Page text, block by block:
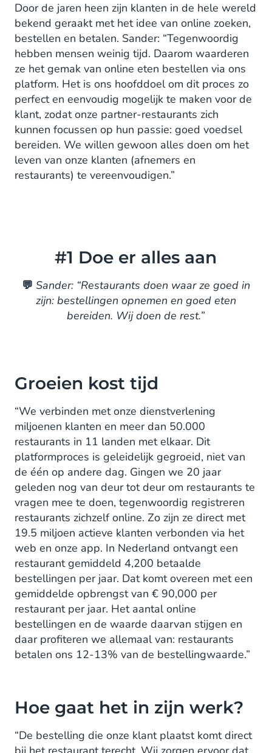
Door de jaren heen zijn klanten in de hele wereld
bekend geraakt met het idee van online zoeken,
bestellen en betalen. Sander: “Tegenwoordig
hebben mensen weinig tijd. Daarom waarderen
ze het gemak van online eten bestellen via ons
platform. Het is ons hoofddoel om dit proces zo
perfect en eenvoudig mogelijk te maken voor de
klant, zodat onze partner-restaurants zich
kunnen focussen op hun passie: goed voedsel
bereiden. We willen gewoon alles doen om het
leven van onze klanten (afnemers en
restaurants) te vereenvoudigen.”
#1 Doe er alles aan
💬 Sander: “Restaurants doen waar ze goed in
zijn: bestellingen opnemen en goed eten
bereiden. Wij doen de rest.”
Groeien kost tijd
“We verbinden met onze dienstverlening
miljoenen klanten en meer dan 50.000
restaurants in 11 landen met elkaar. Dit
platformproces is geleidelijk gegroeid, niet van
de één op andere dag. Gingen we 20 jaar
geleden nog van deur tot deur om restaurants te
vragen mee te doen, tegenwoordig registreren
restaurants zichzelf online. Zo zijn ze direct met
19.5 miljoen actieve klanten verbonden via het
web en onze app. In Nederland ontvangt een
restaurant gemiddeld 4,200 betaalde
bestellingen per jaar. Dat komt overeen met een
gemiddelde opbrengst van € 90,000 per
restaurant per jaar. Het aantal online
bestellingen en de waarde daarvan stijgen en
daar profiteren we allemaal van: restaurants
betalen ons 12-13% van de bestellingwaarde.”
Hoe gaat het in zijn werk?
“De bestelling die onze klant plaatst komt direct